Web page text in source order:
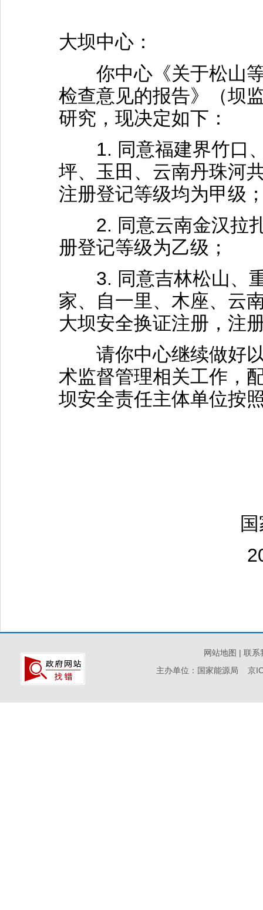
大坝中心：
你中心《关于松山等
检查意见的报告》（坝
研究，现决定如下：
1. 同意福建界竹口、
坪、玉田、云南丹珠河
注册登记等级均为甲级
2. 同意云南金汉拉扎
册登记等级为乙级；
3. 同意吉林松山、重
家、自一里、木座、云
大坝安全换证注册，注
请你中心继续做好以
术监督管理相关工作，
坝安全责任主体单位按